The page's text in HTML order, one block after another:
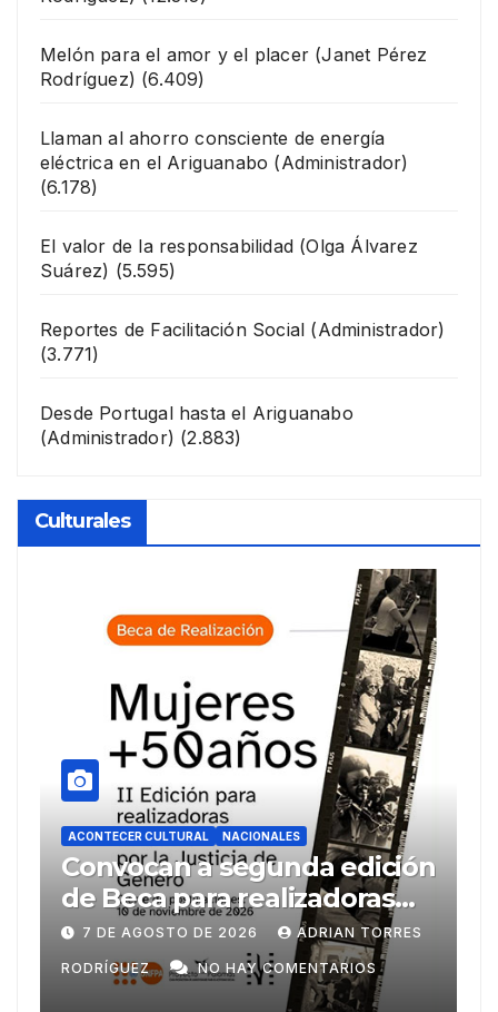
Melón para el amor y el placer (Janet Pérez
Rodríguez) (6.409)
Llaman al ahorro consciente de energía
eléctrica en el Ariguanabo (Administrador)
(6.178)
El valor de la responsabilidad (Olga Álvarez
Suárez) (5.595)
Reportes de Facilitación Social (Administrador)
(3.771)
Desde Portugal hasta el Ariguanabo
(Administrador) (2.883)
Culturales
ACONTECER CULTURAL NACIONALES
Llegaran títulos rusos para
FILH2026
6 DE AGOSTO DE 2026 ADRIAN TORRES
RODRÍGUEZ NO HAY COMENTARIOS